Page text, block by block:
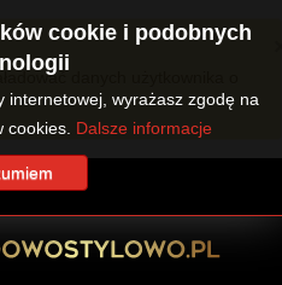
danych użytkownika o
cookie i podobnych
internetowej, wyrażasz zgodę na
cookies. Dalsze informacje